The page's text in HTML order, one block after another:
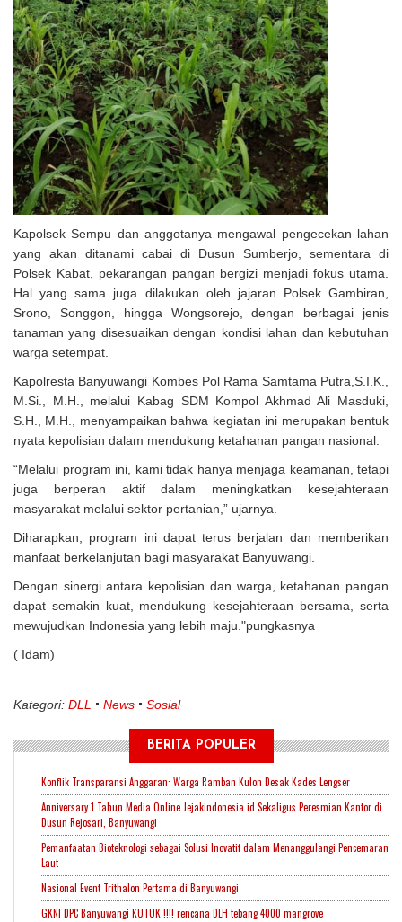
Kapolsek Sempu dan anggotanya mengawal pengecekan lahan
yang akan ditanami cabai di Dusun Sumberjo, sementara di
Polsek Kabat, pekarangan pangan bergizi menjadi fokus utama.
Hal yang sama juga dilakukan oleh jajaran Polsek Gambiran,
Srono, Songgon, hingga Wongsorejo, dengan berbagai jenis
tanaman yang disesuaikan dengan kondisi lahan dan kebutuhan
warga setempat.
Kapolresta Banyuwangi Kombes Pol Rama Samtama Putra,S.I.K.,
M.Si., M.H., melalui Kabag SDM Kompol Akhmad Ali Masduki,
S.H., M.H., menyampaikan bahwa kegiatan ini merupakan bentuk
nyata kepolisian dalam mendukung ketahanan pangan nasional.
“Melalui program ini, kami tidak hanya menjaga keamanan, tetapi
juga berperan aktif dalam meningkatkan kesejahteraan
masyarakat melalui sektor pertanian,” ujarnya.
Diharapkan, program ini dapat terus berjalan dan memberikan
manfaat berkelanjutan bagi masyarakat Banyuwangi.
Dengan sinergi antara kepolisian dan warga, ketahanan pangan
dapat semakin kuat, mendukung kesejahteraan bersama, serta
mewujudkan Indonesia yang lebih maju."pungkasnya
( Idam)
Kategori: DLL News Sosial
BERITA POPULER
Konflik Transparansi Anggaran: Warga Ramban Kulon Desak Kades Lengser
Anniversary 1 Tahun Media Online Jejakindonesia.id Sekaligus Peresmian Kantor di
Dusun Rejosari, Banyuwangi
Pemanfaatan Bioteknologi sebagai Solusi Inovatif dalam Menanggulangi Pencemaran
Laut
Nasional Event Trithalon Pertama di Banyuwangi
GKNI DPC Banyuwangi KUTUK !!!! rencana DLH tebang 4000 mangrove